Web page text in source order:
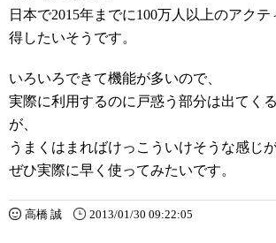
日本で2015年までに100万人以上のアク
得したいそうです。
いろいろできて機能が多いので、
実際に利用するのに戸惑う部分は出てく
が、
うまくはまればけっこういけそうな感じ
ぜひ実際に早く使ってみたいです。
高橋 誠 2013/01/30 09:22:05